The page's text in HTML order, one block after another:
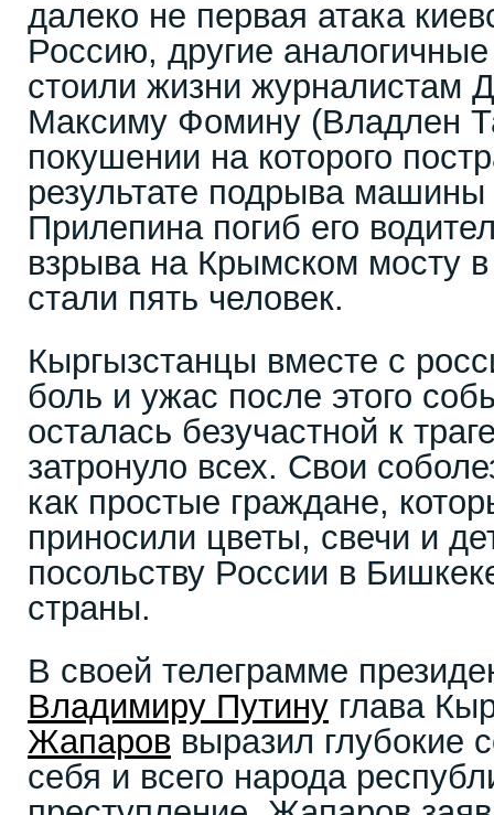
далеко не первая атака
Россию, другие
стоили жизни журналистам
Максиму Фомину (Владлен
покушении на которого
результате подрыва
Прилепина погиб его
взрыва на Крымском мосту в
стали пять человек.
Кыргызстанцы вместе с
боль и ужас после этого
осталась безучастной к
затронуло всех. Свои
как простые граждане,
приносили цветы, свечи и
посольству России в
страны.
В своей телеграмме
Владимиру Путину глава
Жапаров выразил глубокие
себя и всего народа